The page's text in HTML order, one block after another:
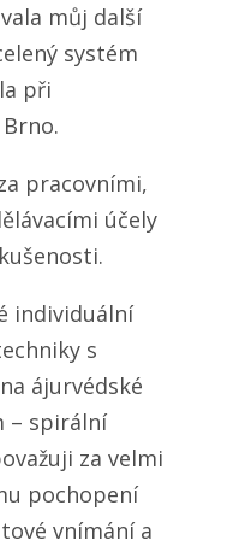
můj další
systém
při
pracovními,
účely
individuální
s
ájurvédské
– spirální
za velmi
pochopení
vnímání a